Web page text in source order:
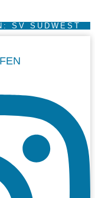
SV SÜDWEST